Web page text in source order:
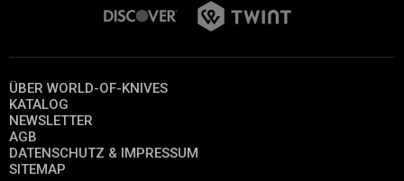
ÜBER WORLD-OF-KNIVES
KATALOG
NEWSLETTER
AGB
DATENSCHUTZ & IMPRESSUM
SITEMAP